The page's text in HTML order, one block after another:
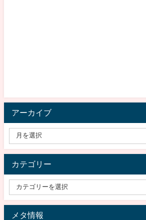
アーカイブ
カテゴリー
メタ情報